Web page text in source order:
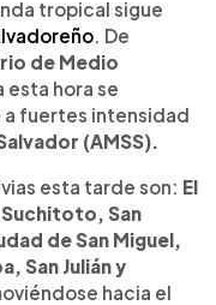
tropical sigue
. De
de Medio
a esta hora se
fuertes intensidad
(AMSS).
esta tarde son: El
Suchitoto, San
de San Miguel,
San Julián y
hacia el